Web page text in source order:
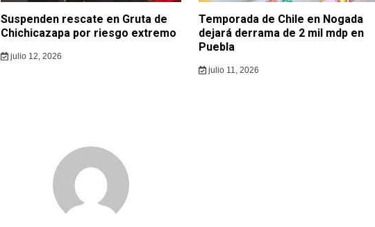
Suspenden rescate en Gruta de
Chichicazapa por riesgo extremo
julio 12, 2026
Temporada de Chile en Nogada
dejará derrama de 2 mil mdp en
Puebla
julio 11, 2026